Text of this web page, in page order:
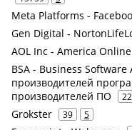
Meta Platforms -
Gen Digital -
AOL Inc - America Online
BSA - Business
производителей
производителей ПО
Grokster 39 5